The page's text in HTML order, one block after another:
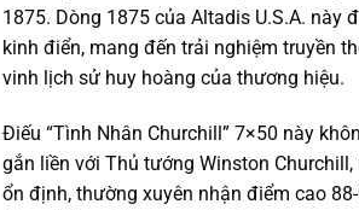
1875. Dòng 1875 của Altadis U.S.A.
kinh điển, mang đến trải nghiệm truyền
vinh lịch sử huy hoàng của thương hiệu.
Điếu “Tình Nhân Churchill” 7×50 này
gắn liền với Thủ tướng Winston
ổn định, thường xuyên nhận điểm cao